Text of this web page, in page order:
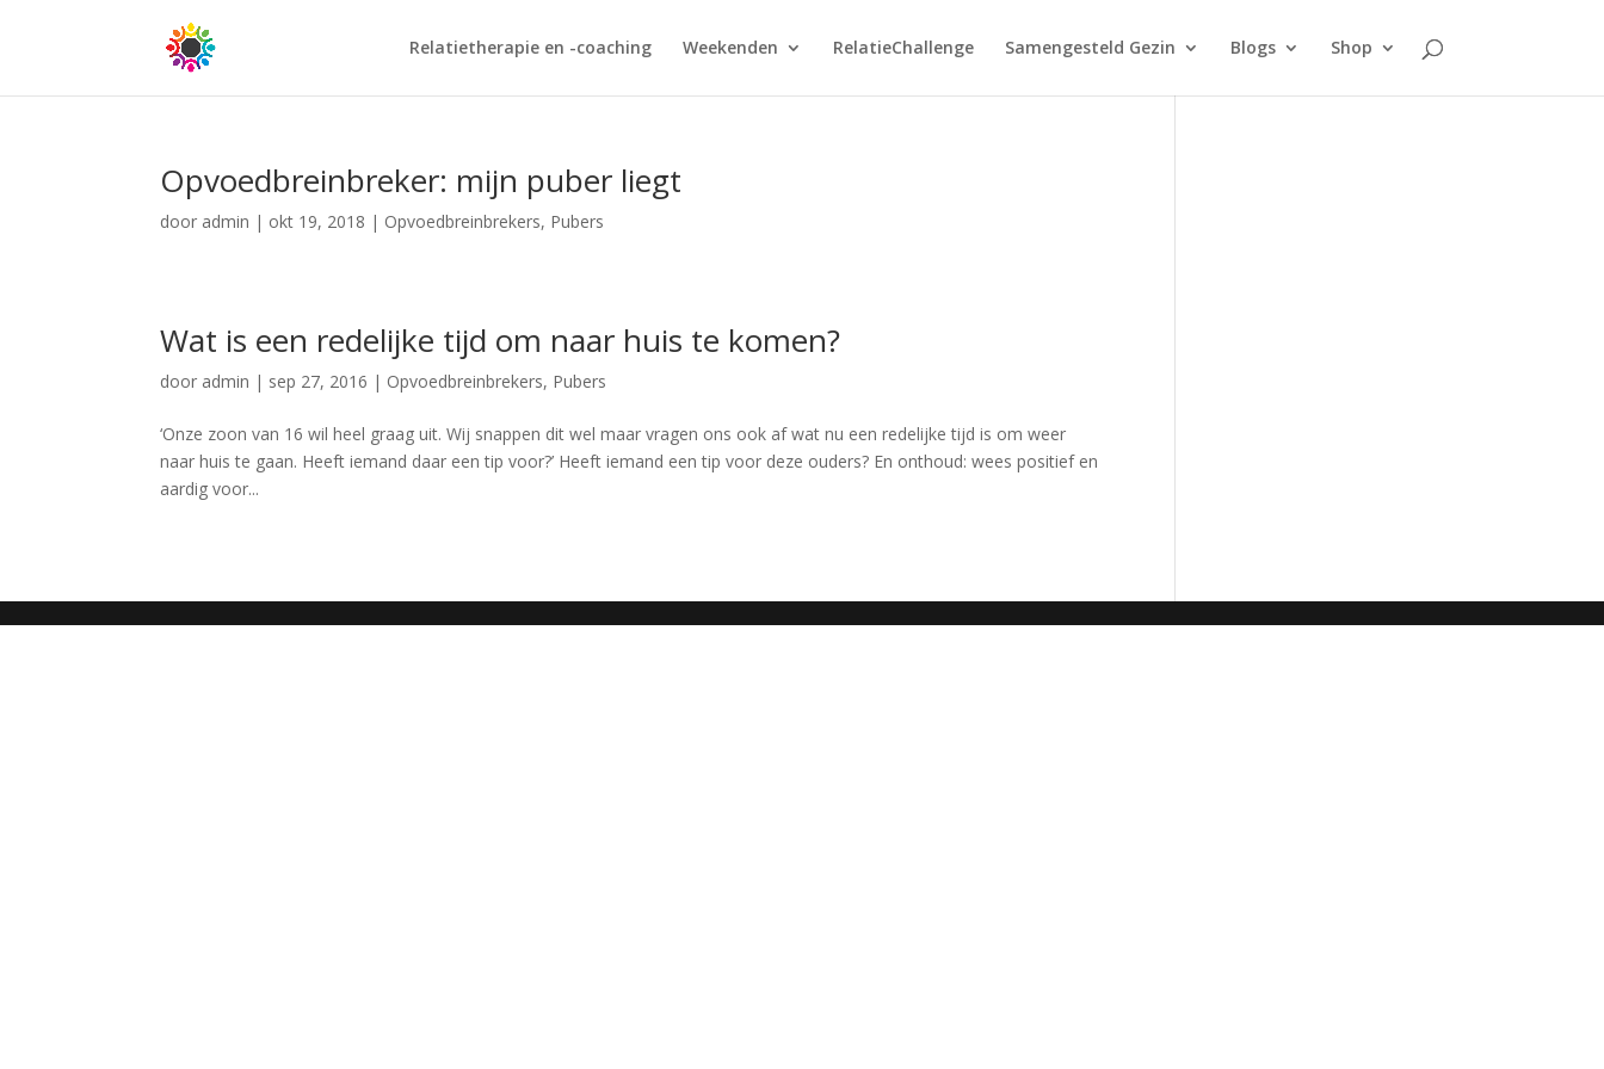
Relatietherapie en -coaching Weekenden RelatieChallenge Samengesteld Gezin Blogs Shop
Opvoedbreinbreker: mijn puber liegt
door admin | okt 19, 2018 | Opvoedbreinbrekers, Pubers
Wat is een redelijke tijd om naar huis te komen?
door admin | sep 27, 2016 | Opvoedbreinbrekers, Pubers
‘Onze zoon van 16 wil heel graag uit. Wij snappen dit wel maar vragen ons ook af wat nu een redelijke tijd is om weer
naar huis te gaan. Heeft iemand daar een tip voor?’ Heeft iemand een tip voor deze ouders? En onthoud: wees positief en
aardig voor...